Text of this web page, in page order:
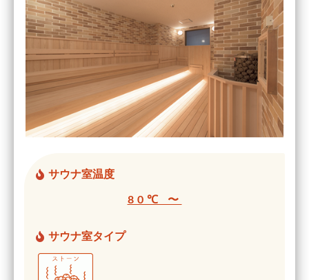
サウナ室温度
80℃ 〜
サウナ室タイプ